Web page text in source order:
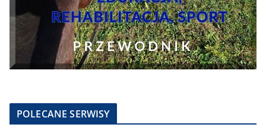
POLECANE SERWISY